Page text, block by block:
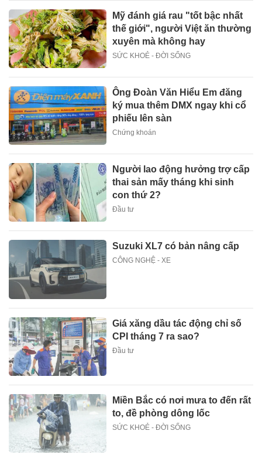
Mỹ đánh giá rau "tốt bậc nhất
thế giới", người Việt ăn thường
xuyên mà không hay
SỨC KHOẺ - ĐỜI SỐNG
Ông Đoàn Văn Hiểu Em đăng
ký mua thêm DMX ngay khi cổ
phiếu lên sàn
Chứng khoán
Người lao động hưởng trợ cấp
thai sản mấy tháng khi sinh
con thứ 2?
Đầu tư
Suzuki XL7 có bản nâng cấp
CÔNG NGHỆ - XE
Giá xăng dầu tác động chỉ số
CPI tháng 7 ra sao?
Đầu tư
Miền Bắc có nơi mưa to đến rất
to, đề phòng dông lốc
SỨC KHOẺ - ĐỜI SỐNG